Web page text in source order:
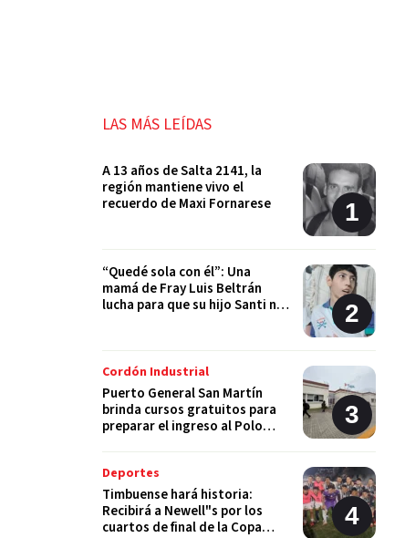
LAS MÁS LEÍDAS
A 13 años de Salta 2141, la
región mantiene vivo el
recuerdo de Maxi Fornarese
“Quedé sola con él”: Una
mamá de Fray Luis Beltrán
lucha para que su hijo Santi no
Cordón Industrial
Puerto General San Martín
brinda cursos gratuitos para
preparar el ingreso al Polo
Deportes
Timbuense hará historia:
Recibirá a Newell"s por los
cuartos de final de la Copa